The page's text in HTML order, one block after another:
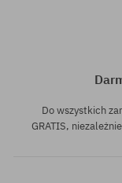
Do wszystkich
GRATIS,